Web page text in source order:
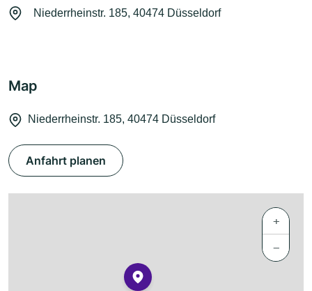
Niederrheinstr. 185, 40474 Düsseldorf
Map
Niederrheinstr. 185, 40474 Düsseldorf
Anfahrt planen
+
−